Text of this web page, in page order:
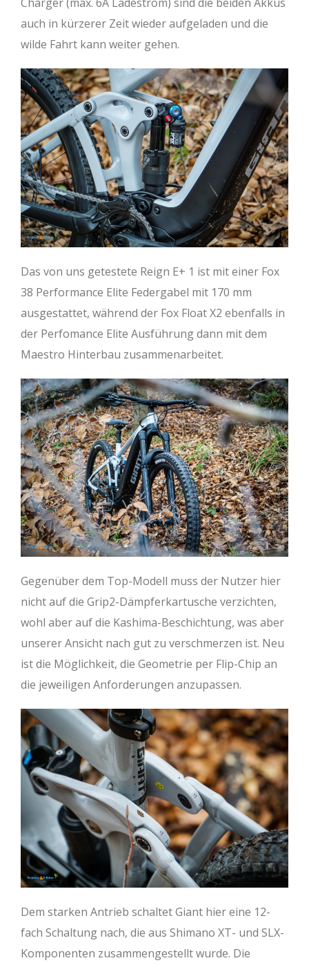
auch in kürzerer Zeit wieder aufgeladen und die
wilde Fahrt kann weiter gehen.
Das von uns getestete Reign E+ 1 ist mit einer Fox
38 Performance Elite Federgabel mit 170 mm
ausgestattet, während der Fox Float X2 ebenfalls in
der Perfomance Elite Ausführung dann mit dem
Maestro Hinterbau zusammenarbeitet.
Gegenüber dem Top-Modell muss der Nutzer hier
nicht auf die Grip2-Dämpferkartusche verzichten,
wohl aber auf die Kashima-Beschichtung, was aber
unserer Ansicht nach gut zu verschmerzen ist. Neu
ist die Möglichkeit, die Geometrie per Flip-Chip an
die jeweiligen Anforderungen anzupassen.
Dem starken Antrieb schaltet Giant hier eine 12-
fach Schaltung nach, die aus Shimano XT- und SLX-
Komponenten zusammengestellt wurde. Die